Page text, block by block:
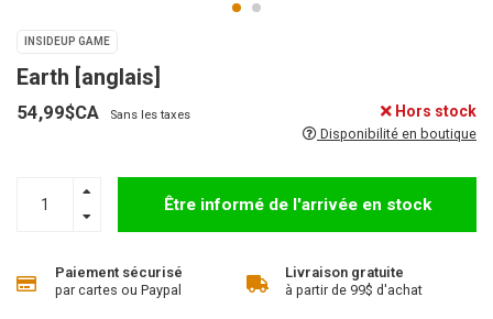
INSIDEUP GAME
Earth [anglais]
54,99$CA Sans les taxes Hors stock
Disponibilité en boutique
Être informé de l'arrivée en stock
Paiement sécurisé
par cartes ou Paypal
Livraison gratuite
à partir de 99$ d'achat